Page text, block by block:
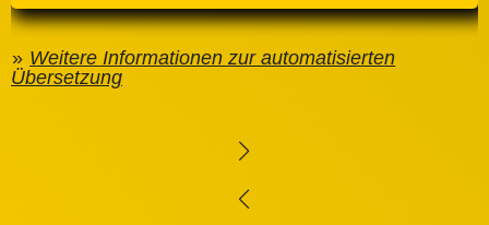
Weitere Informationen zur automatisierten
Übersetzung